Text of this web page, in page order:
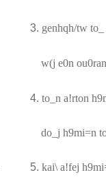
3. genhqh/tw
w(j e0n
4.to_n a!rton
do_j h9mi=n
5.kai\ a!fej